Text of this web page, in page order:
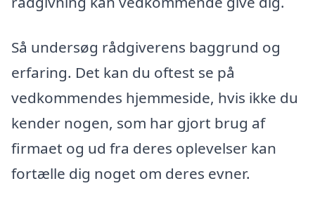
Så undersøg rådgiverens baggrund og
erfaring. Det kan du oftest se på
vedkommendes hjemmeside, hvis ikke du
kender nogen, som har gjort brug af
firmaet og ud fra deres oplevelser kan
fortælle dig noget om deres evner.